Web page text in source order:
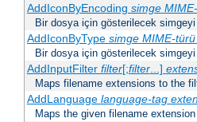
AddIconByEncoding simge
Bir dosya için gösterilecek
AddIconByType simge MIME-türü
Bir dosya için gösterilecek
AddInputFilter filter[;filter...]
Maps filename extensions to the
AddLanguage language-tag
Maps the given filename